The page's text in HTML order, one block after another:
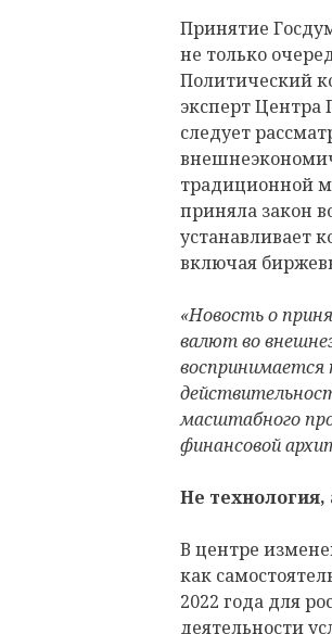
Принятие
не только
Политический
эксперт
следует
традиционной
приняла закон
устанавливает
включая
«Новость о
валют во
воспринимается
масштабного
финансовой
Не технология,
В центре
как
2022 года для
деятельности